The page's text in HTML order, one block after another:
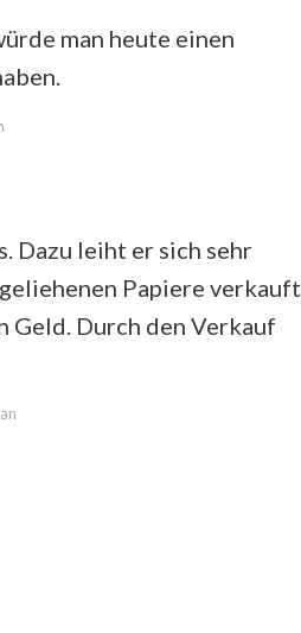
man heute einen
Dazu leiht er sich sehr
Papiere verkauft
Geld. Durch den Verkauf